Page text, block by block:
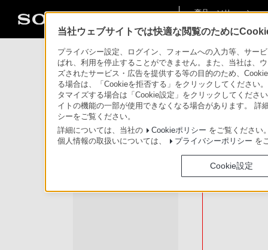
商品・ソリューショ
“SxS-1”メモリ
当社ウェブサイトでは快適な閲覧のために
プライバシー設定、ログイン、フォームへの入力等、サー
ばれ、利用を停止することができません。また、当社は、
ズされたサービス・広告を提供する等の目的のため、
る場合は、「Cookieを拒否する」をクリックしてください
タマイズする場合は「Cookie設定」をクリックしてくださ
イトの機能の一部が使用できなくなる場合があります。
シーをご覧ください。
詳細については、当社の
Cookieポリシー をご覧ください
個人情報の取扱いについては、
プライバシーポリシー を
Cookie設定